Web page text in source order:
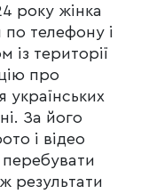
року жінка
по телефону і
із території
про
українських
За його
і відео
перебувати
результати